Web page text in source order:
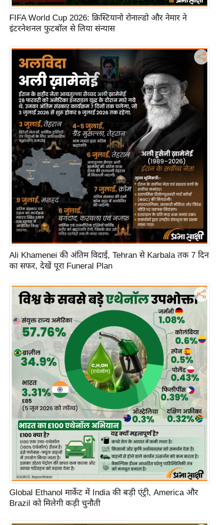
ण
ट्रें
डिं
ग
वि
धा
न
भा
चु
व
फो
टो
वी
डि
यो
ऑ
डि
यो
फ़ो
ग्रा
फ़ि
क
रा
ज्यों
से
श
FIFA World Cup 2026: क्रिस्टियानो रोनाल्डो और नेमार ने
इंटरनेशनल फुटबॉल से लिया संन्यास
Ali Khamenei की अंतिम विदाई, Tehran से Karbala तक 7 दिन
का सफर, देखें पूरा Funeral Plan
Global Ethanol मार्केट में India की बड़ी एंट्री, America और
Brazil को मिलेगी कड़ी चुनौती